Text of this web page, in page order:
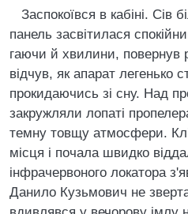
Заспокоївся в кабiнi. Сiв
панель засвiтилася
гаючи й хвилини, повернув
вiдчув, як апарат легенько
прокидаючись зi сну. Над
закружляли лопатi
темну товщу атмосфери.
мiсця i почала швидко
iнфрачервоного локатора
Данило Кузьмович не